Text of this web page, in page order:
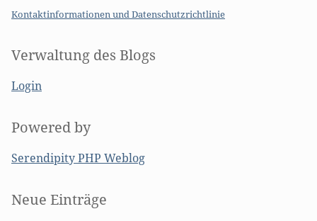
Kontaktinformationen und Datenschutzrichtlinie
Verwaltung des Blogs
Login
Powered by
Serendipity PHP Weblog
Seitenleiste
Neue Einträge